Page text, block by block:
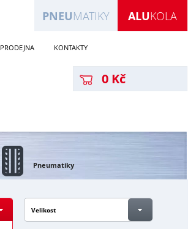
ALUKOLA
PNEUMATIKY
PRODEJNA KONTAKTY
0 Kč
Pneumatiky
Velikost